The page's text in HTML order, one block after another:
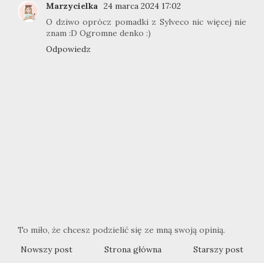
Marzycielka 24 marca 2024 17:02
O dziwo oprócz pomadki z Sylveco nic więcej nie
znam :D Ogromne denko :)
Odpowiedz
To miło, że chcesz podzielić się ze mną swoją opinią.
Nowszy post
Starszy post
Strona główna